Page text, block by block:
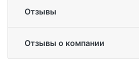
Отзывы
Отзывы о компании